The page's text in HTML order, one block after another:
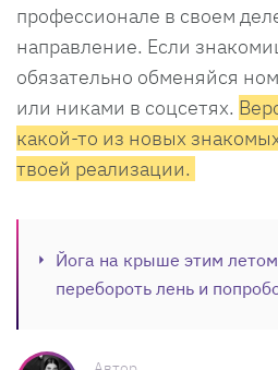
профессионале в своем
направление. Если
обязательно обменяйся
или никами в соцсетях.
какой-то из новых
твоей реализации.
Йога на крыше этим
перебороть лень и